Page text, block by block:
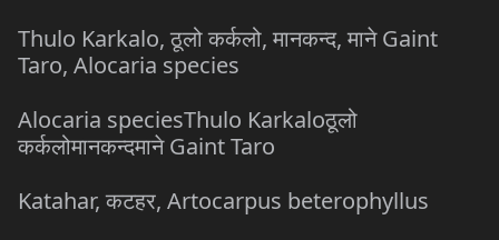
Thulo Karkalo, ठूलो कर्कलो, मानकन्द, माने Gaint
Taro, Alocaria species
Alocaria speciesThulo Karkaloठूलो
कर्कलोमानकन्दमाने Gaint Taro
Katahar, कटहर, Artocarpus beterophyllus